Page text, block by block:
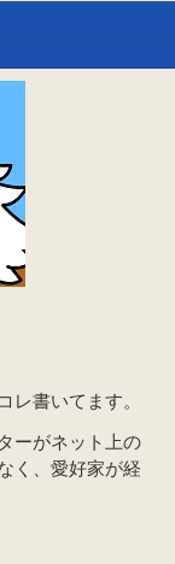
レ書いてます。
ーがネット上の
く、愛好家が経